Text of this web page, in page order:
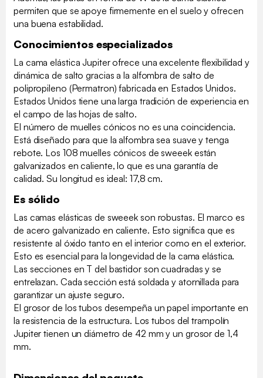
permiten que se apoye firmemente en el suelo y ofrecen
una buena estabilidad.
Conocimientos especializados
La cama elástica Jupiter ofrece una excelente flexibilidad y
dinámica de salto gracias a la alfombra de salto de
polipropileno (Permatron) fabricada en Estados Unidos.
Estados Unidos tiene una larga tradición de experiencia en
el campo de las hojas de salto.
El número de muelles cónicos no es una coincidencia.
Está diseñado para que la alfombra sea suave y tenga
rebote. Los 108 muelles cónicos de sweeek están
galvanizados en caliente, lo que es una garantía de
calidad. Su longitud es ideal: 17,8 cm.
Es sólido
Las camas elásticas de sweeek son robustas. El marco es
de acero galvanizado en caliente. Esto significa que es
resistente al óxido tanto en el interior como en el exterior.
Esto es esencial para la longevidad de la cama elástica.
Las secciones en T del bastidor son cuadradas y se
entrelazan. Cada sección está soldada y atornillada para
garantizar un ajuste seguro.
El grosor de los tubos desempeña un papel importante en
la resistencia de la estructura. Los tubos del trampolín
Jupiter tienen un diámetro de 42 mm y un grosor de 1,4
mm.